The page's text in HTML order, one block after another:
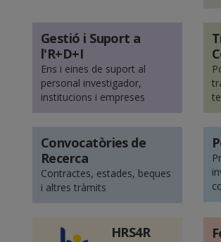
Gestió i Suport a
l'R+D+I
Ens i eines de suport al
personal investigador,
institucions i empreses
Convocatòries de
Recerca
Contractes, estades, beques
i altres tràmits
HRS4R